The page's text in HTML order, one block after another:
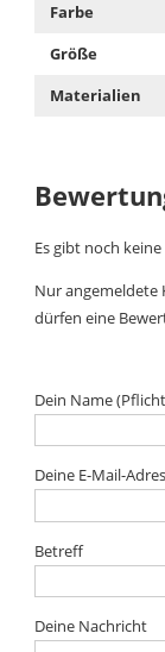
Farbe
Größe
Materialien
Es gibt noch
Nur angemeldete
dürfen eine
Dein Name
Deine E-Mail-
Betreff
Deine Nachricht